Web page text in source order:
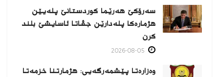
سەرۆکێ هەرێما کوردستانێ پلەیێن
هژمارەكا پلەدارێن جڤاتا ئاسایشێ بلند
كرن
وەزارەتا پێشمەرگەیی: هژمارتنا خزمەتا